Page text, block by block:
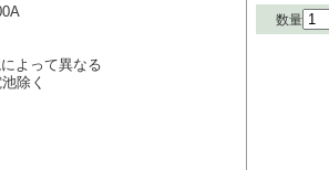
よって異なる
除く
数量